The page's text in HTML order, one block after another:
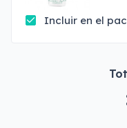
Incluir en el